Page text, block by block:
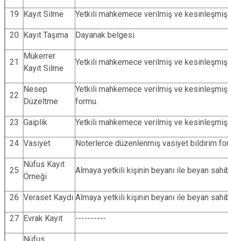
19 Kayıt Silme Yetkili mahkemece verilmiş ve
20 Kayıt Taşıma Dayanak belgesi.
21
Mükerrer
Kayıt Silme
Yetkili mahkemece verilmiş ve
22
Nesep
Düzeltme
Yetkili mahkemece verilmiş ve
formu.
23 Gaiplik Yetkili mahkemece verilmiş ve kesinleşmiş
24 Vasiyet Noterlerce düzenlenmiş vasiyet bildirim
25
Nüfus Kayıt
Örneği
Almaya yetkili kişinin beyanı ile beyan
26 Veraset Kaydı Almaya yetkili kişinin beyanı ile beyan
27 Evrak Kayıt ----------